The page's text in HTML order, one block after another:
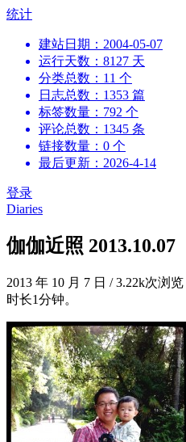
跳
统计
建站日期：2004-05-07
运行天数：8127 天
分类总数：11 个
日志总数：1353 篇
标签数量：792 个
评论总数：1345 条
链接数量：0 个
最后更新：2026-4-14
登录
Diaries
伽伽近照 2013.10.07
2013 年 10 月 7 日 /3.22k次浏览
时长1分钟。